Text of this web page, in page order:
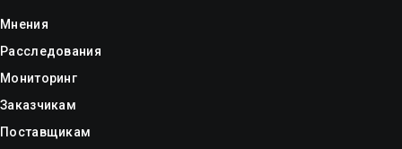
Мнения
Расследования
Мониторинг
Заказчикам
Поставщикам